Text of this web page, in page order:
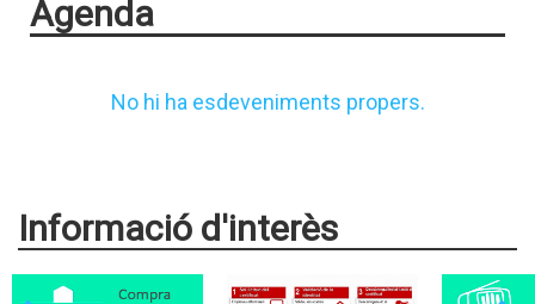
Agenda
No hi ha esdeveniments propers.
Informació d'interès